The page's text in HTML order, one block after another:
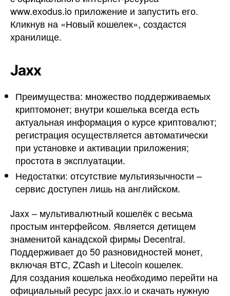
www.exodus.io приложение и запустить его.
Кликнув на «Новый кошелек», создастся
хранилище.
Jaxx
Преимущества: множество поддерживаемых
криптомонет; внутри кошелька всегда есть
актуальная информация о курсе криптовалют;
регистрация осуществляется автоматически
при установке и активации приложения;
простота в эксплуатации.
Недостатки: отсутствие мультиязычности –
сервис доступен лишь на английском.
Jaxx – мультивалютный кошелёк с весьма
простым интерфейсом. Является детищем
знаменитой канадской фирмы Decentral.
Поддерживает до 50 разновидностей монет,
включая ВТС, ZCash и Litecoin кошелек.
Для создания кошелька необходимо перейти на
официальный ресурс jaxx.io и скачать нужную